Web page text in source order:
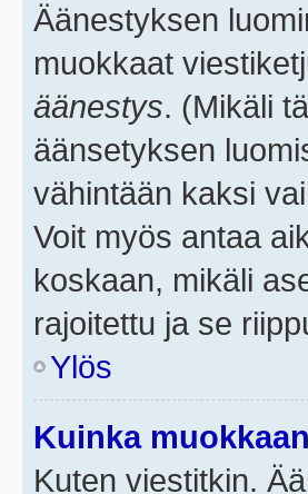
Äänestyksen
muokkaat
äänestys. (Mikäli
äänsetyksen
vähintään kaksi
Voit myös antaa
koskaan, mikäli
rajoitettu ja se
Ylös
Kuinka
Kuten viestitkin.